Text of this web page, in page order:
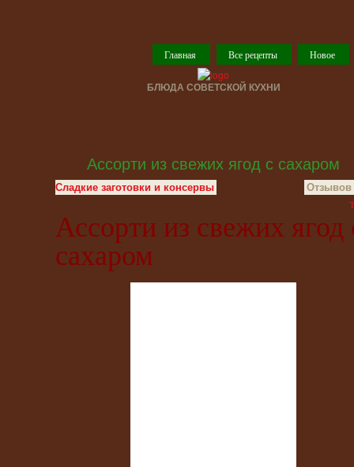
Главная Все рецепты Новое
БЛЮДА СОВЕТСКОЙ КУХНИ
Ассорти из свежих ягод с сахаром
Сладкие заготовки и консервы Отзывов
Ассорти из свежих ягод
сахаром